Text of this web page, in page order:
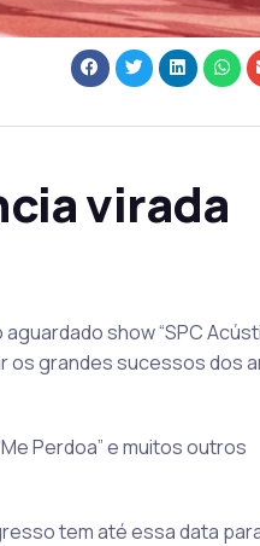
virada
show “SPC
os grandes sucessos dos
Perdoa” e muitos outros
tem até essa data